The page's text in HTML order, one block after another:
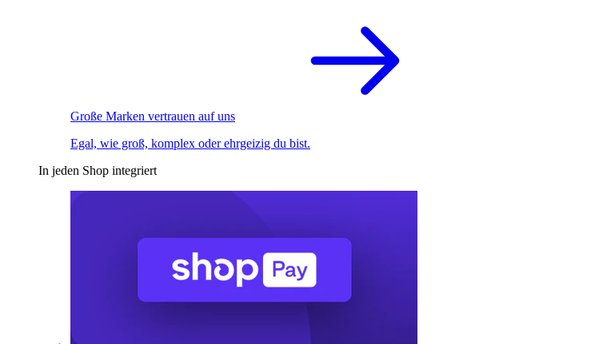
Große Marken vertrauen auf uns
Egal, wie groß, komplex oder ehrgeizig du bist.
In jeden Shop integriert